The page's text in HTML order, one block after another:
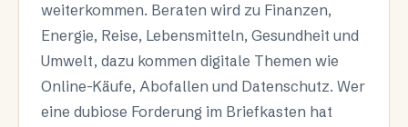
weiterkommen. Beraten wird zu Finanzen,
Energie, Reise, Lebensmitteln, Gesundheit und
Umwelt, dazu kommen digitale Themen wie
Online-Käufe, Abofallen und Datenschutz. Wer
eine dubiose Forderung im Briefkasten hat